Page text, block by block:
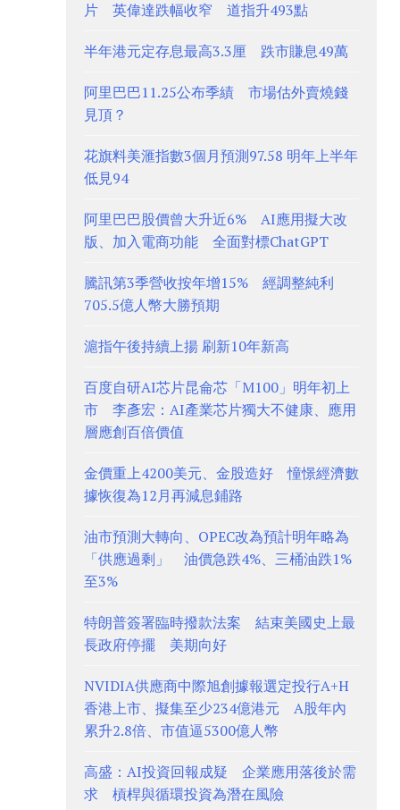
片 英偉達跌幅收窄 道指升493點
半年港元定存息最高3.3厘 跌市賺息49萬
阿里巴巴11.25公布季績 市場估外賣燒錢
見頂？
花旗料美滙指數3個月預測97.58 明年上半年
低見94
阿里巴巴股價曾大升近6% AI應用擬大改
版、加入電商功能 全面對標ChatGPT
騰訊第3季營收按年增15% 經調整純利
705.5億人幣大勝預期
滬指午後持續上揚 刷新10年新高
百度自研AI芯片昆侖芯「M100」明年初上
市 李彥宏：AI產業芯片獨大不健康、應用
層應創百倍價值
金價重上4200美元、金股造好 憧憬經濟數
據恢復為12月再減息鋪路
油市預測大轉向、OPEC改為預計明年略為
「供應過剩」 油價急跌4%、三桶油跌1%
至3%
特朗普簽署臨時撥款法案 結束美國史上最
長政府停擺 美期向好
NVIDIA供應商中際旭創據報選定投行A+H
香港上市、擬集至少234億港元 A股年內
累升2.8倍、市值逼5300億人幣
高盛：AI投資回報成疑 企業應用落後於需
求 槓桿與循環投資為潛在風險